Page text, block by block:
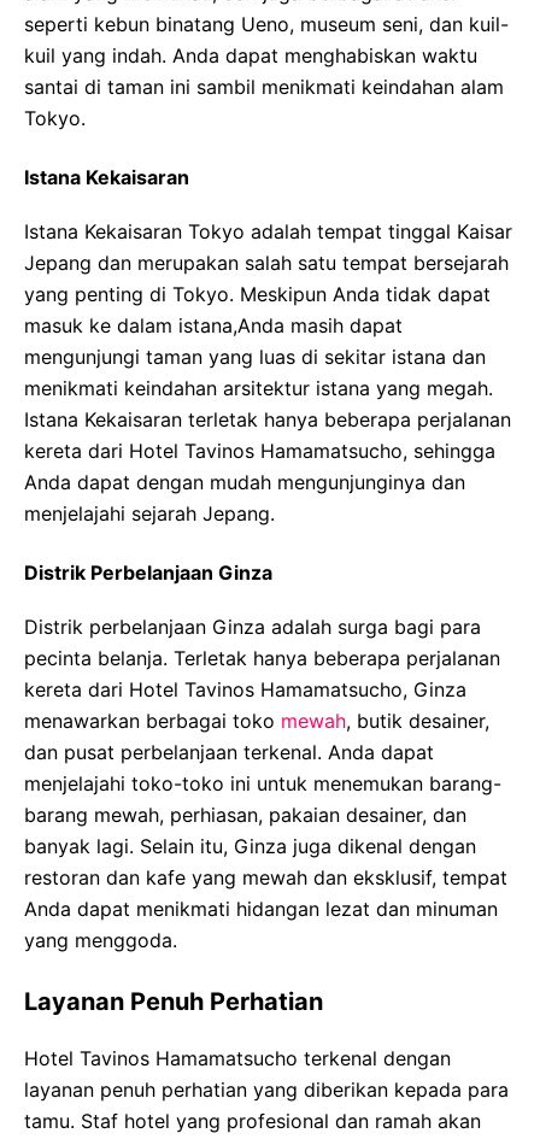
seperti kebun binatang Ueno, museum seni, dan kuil-
kuil yang indah. Anda dapat menghabiskan waktu
santai di taman ini sambil menikmati keindahan alam
Tokyo.
Istana Kekaisaran
Istana Kekaisaran Tokyo adalah tempat tinggal Kaisar
Jepang dan merupakan salah satu tempat bersejarah
yang penting di Tokyo. Meskipun Anda tidak dapat
masuk ke dalam istana,Anda masih dapat
mengunjungi taman yang luas di sekitar istana dan
menikmati keindahan arsitektur istana yang megah.
Istana Kekaisaran terletak hanya beberapa perjalanan
kereta dari Hotel Tavinos Hamamatsucho, sehingga
Anda dapat dengan mudah mengunjunginya dan
menjelajahi sejarah Jepang.
Distrik Perbelanjaan Ginza
Distrik perbelanjaan Ginza adalah surga bagi para
pecinta belanja. Terletak hanya beberapa perjalanan
kereta dari Hotel Tavinos Hamamatsucho, Ginza
menawarkan berbagai toko mewah, butik desainer,
dan pusat perbelanjaan terkenal. Anda dapat
menjelajahi toko-toko ini untuk menemukan barang-
barang mewah, perhiasan, pakaian desainer, dan
banyak lagi. Selain itu, Ginza juga dikenal dengan
restoran dan kafe yang mewah dan eksklusif, tempat
Anda dapat menikmati hidangan lezat dan minuman
yang menggoda.
Layanan Penuh Perhatian
Hotel Tavinos Hamamatsucho terkenal dengan
layanan penuh perhatian yang diberikan kepada para
tamu. Staf hotel yang profesional dan ramah akan